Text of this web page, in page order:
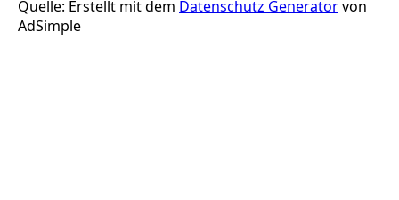
Quelle: Erstellt mit dem Datenschutz Generatorvon
AdSimple